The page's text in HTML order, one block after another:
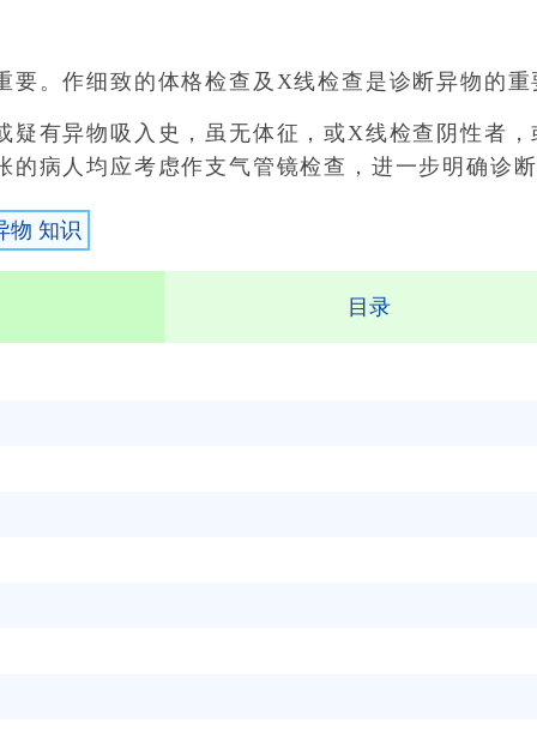
作细致的体格检查及X线检查是诊断异物的重
异物吸入史，虽无体征，或X线检查阴性者，
的病人均应考虑作支气管镜检查，进一步明确诊
物 知识
目录